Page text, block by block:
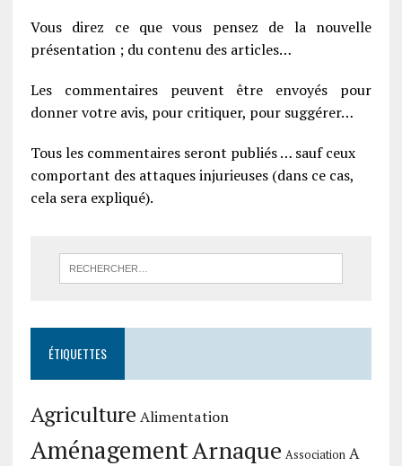
Vous direz ce que vous pensez de la nouvelle
présentation ; du contenu des articles…
Les commentaires peuvent être envoyés pour
donner votre avis, pour critiquer, pour suggérer…
Tous les commentaires seront publiés … sauf ceux
comportant des attaques injurieuses (dans ce cas,
cela sera expliqué).
ÉTIQUETTES
Agriculture Alimentation
AménagementArnaque Association A